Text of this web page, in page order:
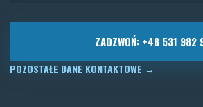
ZADZWOŃ: +48 531 982
POZOSTAŁE DANE KONTAKTOWE →